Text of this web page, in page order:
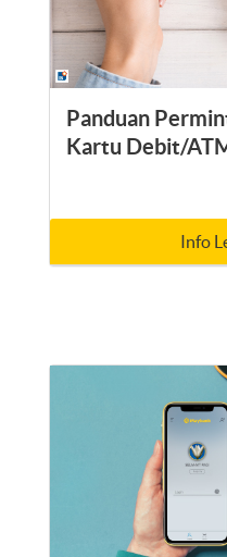
Panduan
Kartu Debit/
Info